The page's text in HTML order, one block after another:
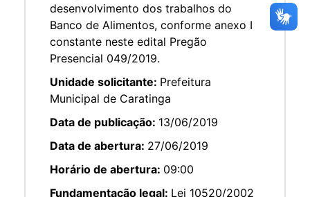
desenvolvimento dos trabalhos do
Banco de Alimentos, conforme anexo I
constante neste edital Pregão
Presencial 049/2019.
Unidade solicitante: Prefeitura
Municipal de Caratinga
Data de publicação: 13/06/2019
Data de abertura: 27/06/2019
Horário de abertura: 09:00
Fundamentação legal: Lei 10520/2002